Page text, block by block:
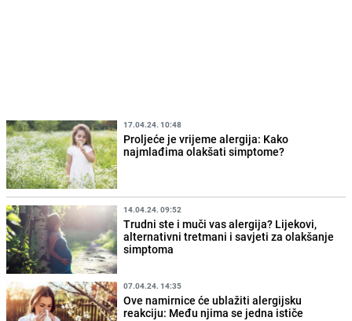
17.04.24. 10:48
Proljeće je vrijeme alergija: Kako
najmlađima olakšati simptome?
14.04.24. 09:52
Trudni ste i muči vas alergija? Lijekovi,
alternativni tretmani i savjeti za olakšanje
simptoma
07.04.24. 14:35
Ove namirnice će ublažiti alergijsku
reakciju: Među njima se jedna ističe